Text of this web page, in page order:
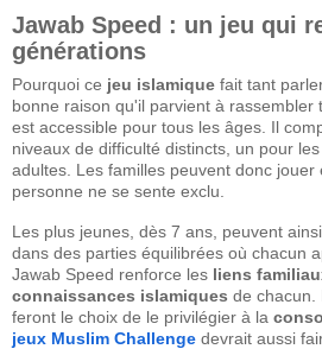
Jawab Speed : un jeu qui
générations
Pourquoi ce jeu islamique fait tant
bonne raison qu'il parvient à rassembler
est accessible pour tous les âges. Il
niveaux de difficulté distincts, un pour
adultes. Les familles peuvent donc jouer
personne ne se sente exclu.
Les plus jeunes, dès 7 ans, peuvent
dans des parties équilibrées où chacun
Jawab Speed renforce les liens
connaissances islamiques de chacun.
feront le choix de le privilégier à la
jeux Muslim Challenge devrait aussi